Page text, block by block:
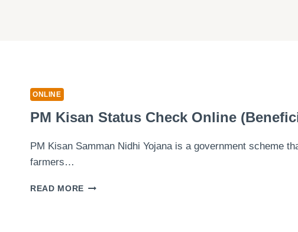
ONLINE
PM Kisan Status Check Online
PM Kisan Samman Nidhi Yojana is a government scheme
farmers…
READ MORE PM